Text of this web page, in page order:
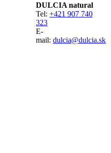
DULCIA natural
Tel: +421 907 740
323
E-
mail: dulcia@dulcia.sk